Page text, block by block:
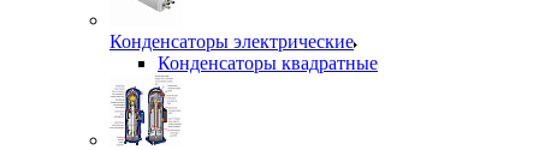
Конденсаторы электрические
Конденсаторы квадратные